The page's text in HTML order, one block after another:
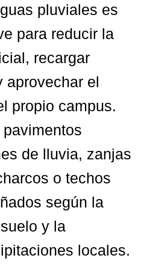
pluviales es
para reducir la
recargar
aprovechar el
propio campus.
de lluvia, zanjas
o techos
según la
y la
locales.